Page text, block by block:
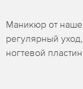
Маникюр от
регулярный
ногтевой